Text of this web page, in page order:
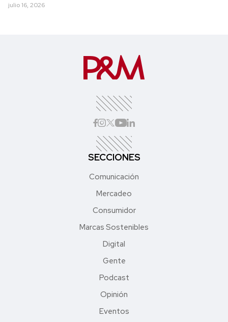
julio 16, 2026
SECCIONES
Comunicación
Mercadeo
Consumidor
Marcas Sostenibles
Digital
Gente
Podcast
Opinión
Eventos